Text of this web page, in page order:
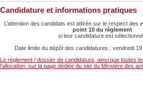
Candidature et informations pratiques
L’attention des candidats est attirée sur le respect des
point 10 du règlement
si leur candidature est
Date limite du dépôt des candidatures : vendredi
Le règlement / dossier de candidature, ainsi que toutes
l'allocation, sur la page dédiée du site du Minstère des